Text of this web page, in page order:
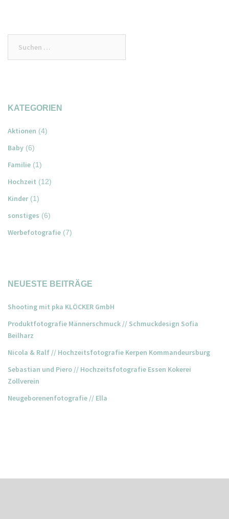
nach:
KATEGORIEN
Aktionen (4)
Baby (6)
Familie (1)
Hochzeit (12)
Kinder (1)
sonstiges (6)
Werbefotografie (7)
NEUESTE BEITRÄGE
Shooting mit pka KLÖCKER GmbH
Produktfotografie Männerschmuck // Schmuckdesign Sofia
Beilharz
Nicola & Ralf // Hochzeitsfotografie Kerpen Kommandeursburg
Sebastian und Piero // Hochzeitsfotografie Essen Kokerei
Zollverein
Neugeborenenfotografie // Ella